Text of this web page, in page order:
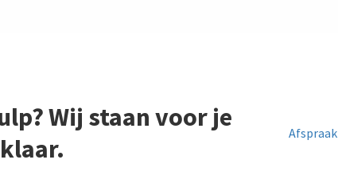
Wij staan voor je
klaar.
Afspraak